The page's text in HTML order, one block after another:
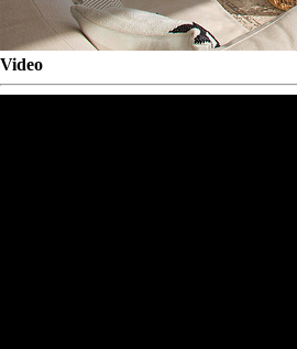
Video